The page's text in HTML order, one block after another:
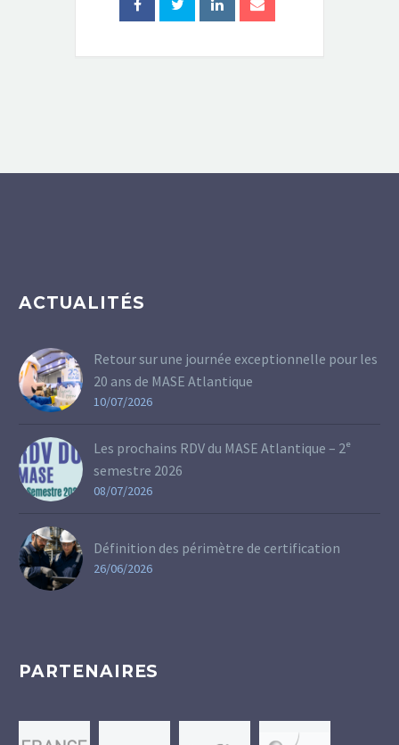
ACTUALITÉS
Retour sur une journée exceptionnelle pour les
20 ans de MASE Atlantique
10/07/2026
Les prochains RDV du MASE Atlantique – 2ᵉ
semestre 2026
08/07/2026
Définition des périmètre de certification
26/06/2026
PARTENAIRES